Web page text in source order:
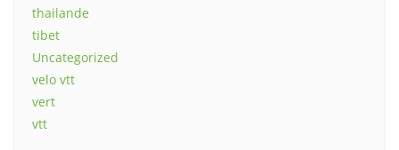
thailande
tibet
Uncategorized
velo vtt
vert
vtt